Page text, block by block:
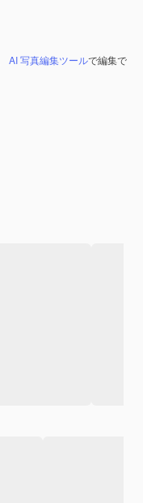
AI 写真編集ツールで編集で